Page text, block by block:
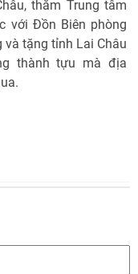
thăm Trung tâm
với Đồn Biên phòng
và tặng tỉnh Lai Châu
thành tựu mà địa